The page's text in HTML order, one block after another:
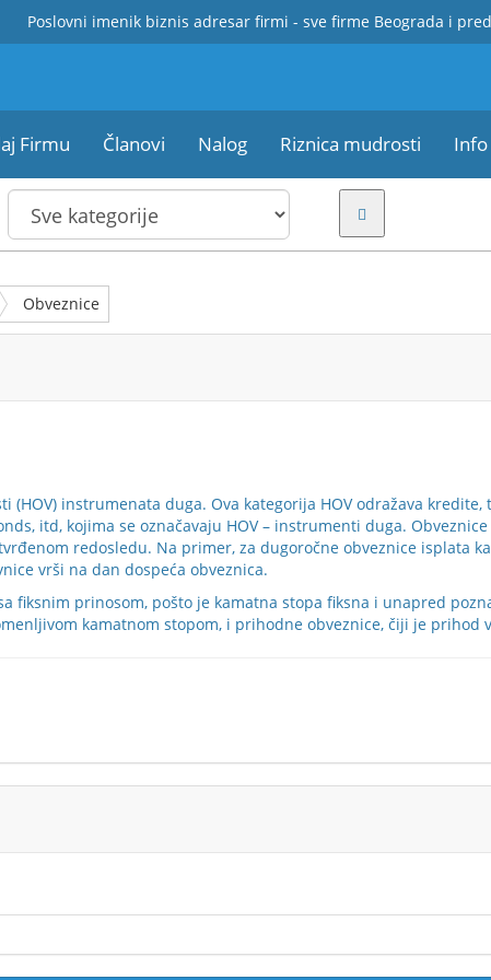
Poslovni imenik biznis adresar firmi - sve firme Beograda i
Firmu Članovi Nalog Riznica mudrosti Info
Obveznice
instrumenata duga. Ova kategorija HOV odražava
itd, kojima se označavaju HOV – instrumenti duga.
redosledu. Na primer, za dugoročne obveznice isplata
vrši na dan dospeća obveznica.
fiksnim prinosom, pošto je kamatna stopa fiksna i unapred
kamatnom stopom, i prihodne obveznice, čiji je prihod